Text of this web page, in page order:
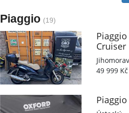
Piaggio (19)
Piaggio
Cruiser
49 999 Kč
Piaggio